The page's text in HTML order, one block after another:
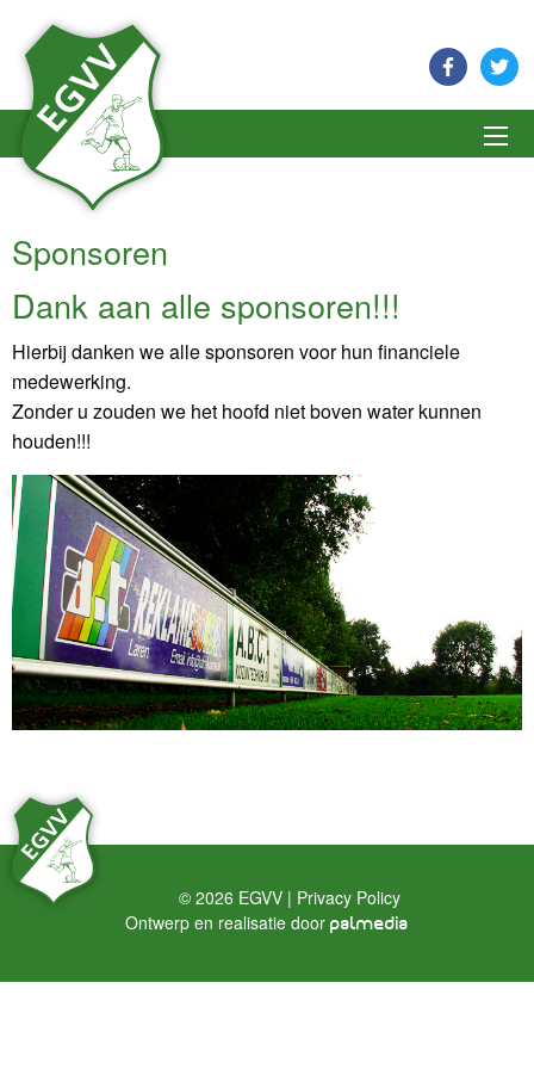
Terug
Voetbal
Volleybal (DIO)
Hardlopen (Gaanzeloop)
Bootcamp
Zumba
Fit & Vitaal
Body Flow
Body Power
Jeu de Boules (De Butlers)
Terug
Gelster Clinics
Avondwandelvierdaagse
Darttoernooi
Johan Hondorp 6x6
Mix-volleybal dorpstoernooi
SAC
Terug
Aanmelden als lid
Afmelden als lid
Contributieoverzicht
Terug
Bestuur en aanspreekpunten
Geschiedenis
Ereleden
Vertrouwenscontactpersoon
Gedragsregels
Jaarlijks teambudget
Terug
Club van 50 EGVV
Sponsormogelijkheden
Sponsoren
Dank aan alle sponsoren!!!
Hierbij danken we alle sponsoren voor hun financiele
medewerking.
Zonder u zouden we het hoofd niet boven water kunnen
houden!!!
© 2026 EGVV | Privacy Policy
Ontwerp en realisatie door palmedia